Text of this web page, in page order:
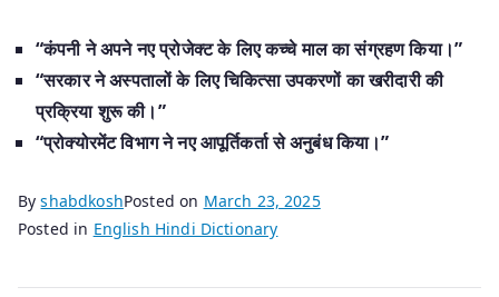
“कंपनी ने अपने नए प्रोजेक्ट के लिए कच्चे माल का संग्रहण किया।”
“सरकार ने अस्पतालों के लिए चिकित्सा उपकरणों का खरीदारी की
प्रक्रिया शुरू की।”
“प्रोक्योरमेंट विभाग ने नए आपूर्तिकर्ता से अनुबंध किया।”
ByshabdkoshPosted on March 23, 2025
Posted in English Hindi Dictionary